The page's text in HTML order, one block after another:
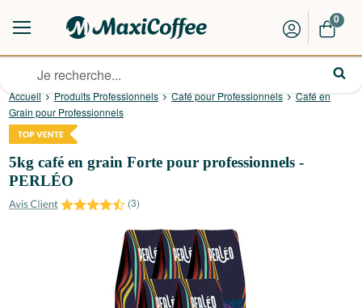
0
Accueil Produits Professionnels Café pour Professionnels
Café en
Grain pour Professionnels
5kg café en grain Forte pour professionnels -
PERLÉO
(3)